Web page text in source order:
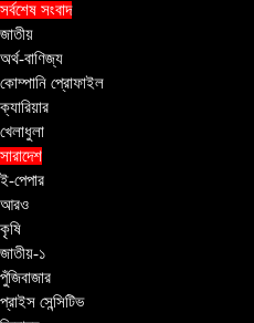
সর্বশেষ সংবাদ
জাতীয়
অর্থ-বাণিজ্য
কোম্পানি প্রোফাইল
ক্যারিয়ার
খেলাধুলা
সারাদেশ
ই-পেপার
আরও
কৃষি
জাতীয়-১
পুঁজিবাজার
প্রাইস সেন্সিটিভ